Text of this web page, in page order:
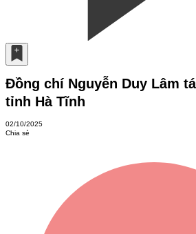
Đồng chí Nguyễn Duy Lâm
tỉnh Hà Tĩnh
02/10/2025
Chia sẻ